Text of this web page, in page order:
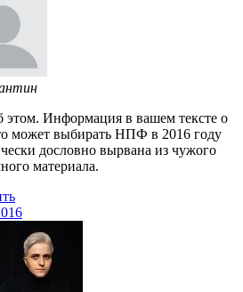
этом. Информация в вашем тексте о
может выбирать НПФ в 2016 году
дословно вырвана из чужого
материала.